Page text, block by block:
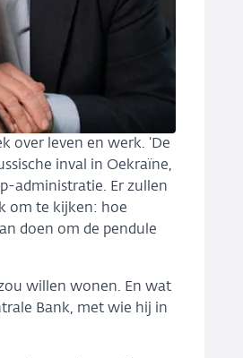
over leven en werk. ‘De
inval in Oekraïne,
administratie. Er zullen
om te kijken: hoe
doen om de pendule
willen wonen. En wat
Bank, met wie hij in